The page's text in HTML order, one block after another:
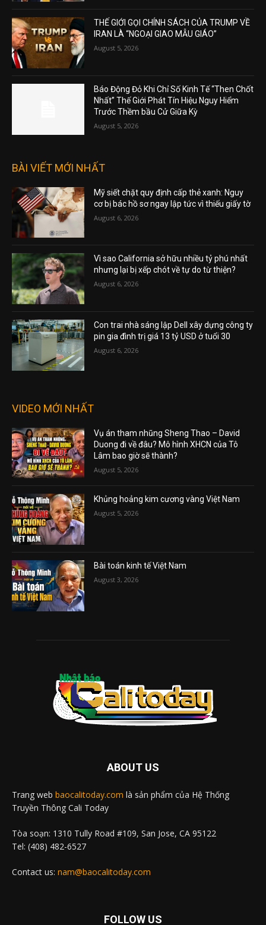
THẾ GIỚI GỌI CHÍNH SÁCH CỦA TRUMP VỀ
IRAN LÀ “NGOẠI GIAO MẪU GIÁO”
August 5, 2026
Báo Động Đỏ Khi Chỉ Số Kinh Tế “Then Chốt
Nhất” Thế Giới Phát Tín Hiệu Nguy Hiểm
Trước Thềm bầu Cử Giữa Kỳ
August 5, 2026
BÀI VIẾT MỚI NHẤT
Mỹ siết chặt quy định cấp thẻ xanh: Nguy
cơ bị bác hồ sơ ngay lập tức vì thiếu giấy tờ
August 6, 2026
Vì sao California sở hữu nhiều tỷ phú nhất
nhưng lại bị xếp chót về tự do từ thiện?
August 6, 2026
Con trai nhà sáng lập Dell xây dựng công ty
pin gia đình trị giá 13 tỷ USD ở tuổi 30
August 6, 2026
VIDEO MỚI NHẤT
Vụ án tham nhũng Sheng Thao – David
Duong đi về đâu? Mô hình XHCN của Tô
Lâm bao giờ sẽ thành?
August 5, 2026
Khủng hoảng kim cương vàng Việt Nam
August 5, 2026
Bài toán kinh tế Việt Nam
August 3, 2026
ABOUT US
Trang web baocalitoday.com là sản phẩm của Hệ Thống
Truyền Thông Cali Today
Tòa soạn: 1310 Tully Road #109, San Jose, CA 95122
Tel: (408) 482-6527
Contact us: nam@baocalitoday.com
FOLLOW US